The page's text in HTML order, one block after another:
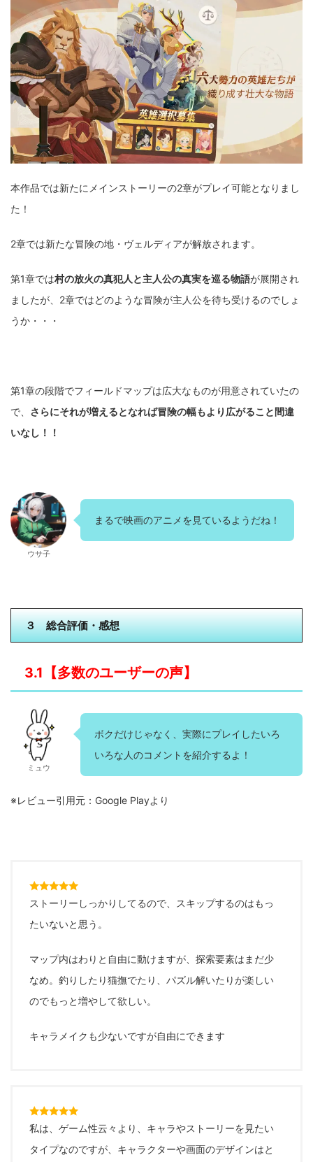
本作品では新たにメインストーリーの2章がプレイ可能となりまし
た！
2章では新たな冒険の地・ヴェルディアが解放されます。
第1章では村の放火の真犯人と主人公の真実を巡る物語が展開され
ましたが、2章ではどのような冒険が主人公を待ち受けるのでしょ
うか・・・
第1章の段階でフィールドマップは広大なものが用意されていたの
で、 さらにそれが増えるとなれば冒険の幅もより広がること間違
いなし！！
ウサ子
まるで映画のアニメを見ているようだね！
３ 総合評価・感想
3.1【多数のユーザーの声】
ミュウ
ボクだけじゃなく、実際にプレイしたいろ
いろな人のコメントを紹介するよ！
※レビュー引用元：Google Playより
ストーリーしっかりしてるので、スキップするのはもっ
たいないと思う。
マップ内はわりと自由に動けますが、探索要素はまだ少
なめ。釣りしたり猫撫でたり、パズル解いたりが楽しい
のでもっと増やして欲しい。
キャラメイクも少ないですが自由にできます
私は、ゲーム性云々より、キャラやストーリーを見たい
タイプなのですが、キャラクターや画面のデザインはと